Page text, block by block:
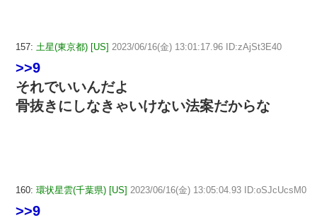
157: 土星(東京都) [US] 2023/06/16(金) 13:01:17.96 ID:zAjSt3E40
>>9
それでいいんだよ
骨抜きにしなきゃいけない法案だからな
160: 環状星雲(千葉県) [US] 2023/06/16(金) 13:05:04.93 ID:oSJcUcsM0
>>9